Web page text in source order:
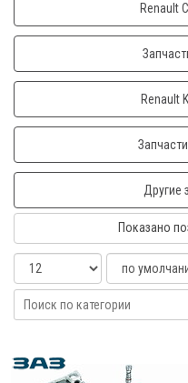
Renault
Renault
Другие
Показано